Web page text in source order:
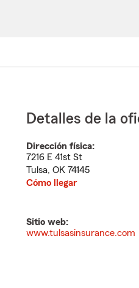
Detalles de la
Dirección física:
7216 E 41st St
Tulsa, OK 74145
Cómo llegar
Sitio web:
www.tulsasinsurance.com